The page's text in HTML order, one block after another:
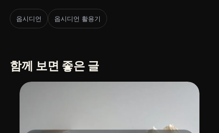
옵시디언 옵시디언 활용기
함께 보면 좋은 글